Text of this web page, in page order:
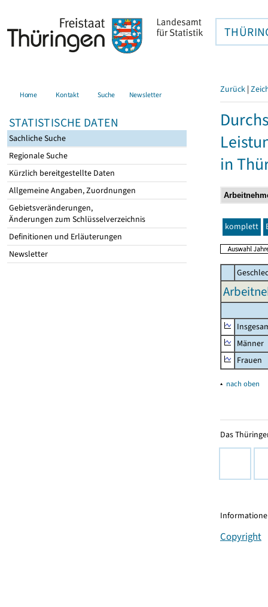
Home Kontakt Suche Newsletter
STATISTISCHE DATEN
Sachliche Suche
Regionale Suche
Kürzlich bereitgestellte Daten
Allgemeine Angaben, Zuordnungen
Gebietsveränderungen,
Änderungen zum Schlüsselverzeichnis
Definitionen und Erläuterungen
Newsletter
Zurück |
in
komplett
Männer
Frauen
▴ nach oben
Das
Copyright